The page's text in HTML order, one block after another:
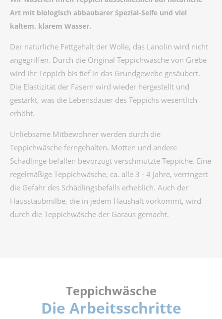
Art mit biologisch abbaubarer Spezial-Seife und viel
kaltem, klarem Wasser.
Der natürliche Fettgehalt der Wolle, das Lanolin wird nicht
angegriffen. Durch die Original Teppichwäsche von Grebe
wird Ihr Teppich bis tief in das Grundgewebe gesäubert.
Die Elastizität der Fasern wird wieder hergestellt und
gestärkt, was die Lebensdauer des Teppichs wesentlich
erhöht.
Unliebsame Mitbewohner werden durch die
Teppichwäsche ferngehalten. Motten und andere
Schädlinge befallen bevorzugt verschmutzte Teppiche. Eine
regelmäßige Teppichwäsche, ca. alle 3 - 4 Jahre, verringert
die Gefahr des Schädlingsbefalls erheblich. Auch der
Hausstaubmilbe, die in jedem Haushalt vorkommt, wird
durch die Teppichwäsche der Garaus gemacht.
Teppichwäsche
Die Arbeitsschritte